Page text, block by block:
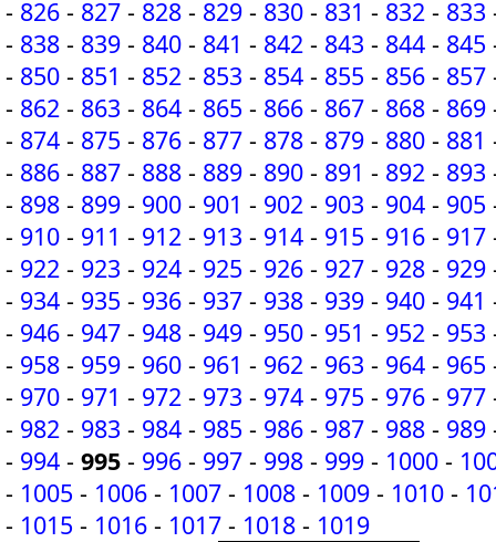
- 826 - 827 - 828 - 829 - 830 - 831 - 832 - 833
- 838 - 839 - 840 - 841 - 842 - 843 - 844 - 845
- 850 - 851 - 852 - 853 - 854 - 855 - 856 - 857
- 862 - 863 - 864 - 865 - 866 - 867 - 868 - 869
- 874 - 875 - 876 - 877 - 878 - 879 - 880 - 881
- 886 - 887 - 888 - 889 - 890 - 891 - 892 - 893
- 898 - 899 - 900 - 901 - 902 - 903 - 904 - 905
- 910 - 911 - 912 - 913 - 914 - 915 - 916 - 917
- 922 - 923 - 924 - 925 - 926 - 927 - 928 - 929
- 934 - 935 - 936 - 937 - 938 - 939 - 940 - 941
- 946 - 947 - 948 - 949 - 950 - 951 - 952 - 953
- 958 - 959 - 960 - 961 - 962 - 963 - 964 - 965
- 970 - 971 - 972 - 973 - 974 - 975 - 976 - 977
- 982 - 983 - 984 - 985 - 986 - 987 - 988 - 989
- 994 - 995 - 996 - 997 - 998 - 999 - 1000 -
- 1005 - 1006 - 1007 - 1008 - 1009 - 1010 -
- 1015 - 1016 - 1017 - 1018 - 1019